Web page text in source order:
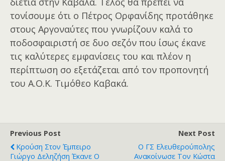
τονίσουμε ότι ο Πέτρος Ορφανίδης προτάθηκε
στους Αργοναύτες που γνωρίζουν καλά το
ποδοσφαιριστή σε δυο σεζόν που ίσως έκανε
τις καλύτερες εμφανίσεις του και πλέον η
περίπτωση σο εξετάζεται από τον προπονητή
του Α.Ο.Κ. Τιμόθεο Καβακά.
Previous Post
Κρούση Στον Έμπειρο
Γιώργο Δεληζήση Έκανε Ο
Next Post
Ο ΓΣ Ελευθερούπολης
Ανακοίνωσε Τον Κώστα